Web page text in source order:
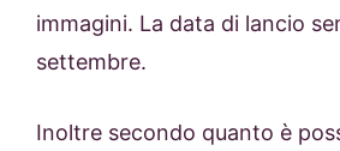
immagini. La data di lancio
settembre.
Inoltre secondo quanto è